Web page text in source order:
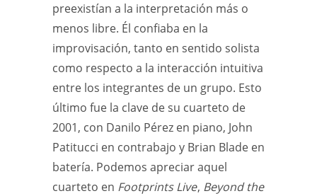
preexistían a la interpretación más o
menos libre. Él confiaba en la
improvisación, tanto en sentido solista
como respecto a la interacción intuitiva
entre los integrantes de un grupo. Esto
último fue la clave de su cuarteto de
2001, con Danilo Pérez en piano, John
Patitucci en contrabajo y Brian Blade en
batería. Podemos apreciar aquel
cuarteto en Footprints Live, Beyond the